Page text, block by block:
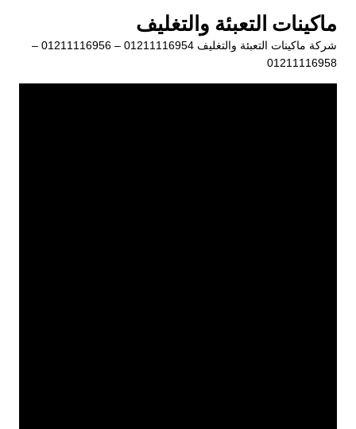
المحتوى
ماكينات التعبئة والتغليف
شركة ماكينات التعبئة والتغليف 01211116954 – 01211116956 –
01211116958